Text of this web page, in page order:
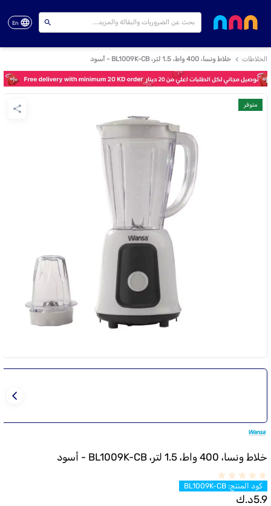
En
الخلاطات خلاط ونسا، 400 واط، 1.5 لتر، BL1009K-CB - أسود
متوفر
خلاط ونسا، 400 واط، 1.5 لتر، BL1009K-CB - أسود
كود المنتج:
BL1009K-CB
5.9د.ك